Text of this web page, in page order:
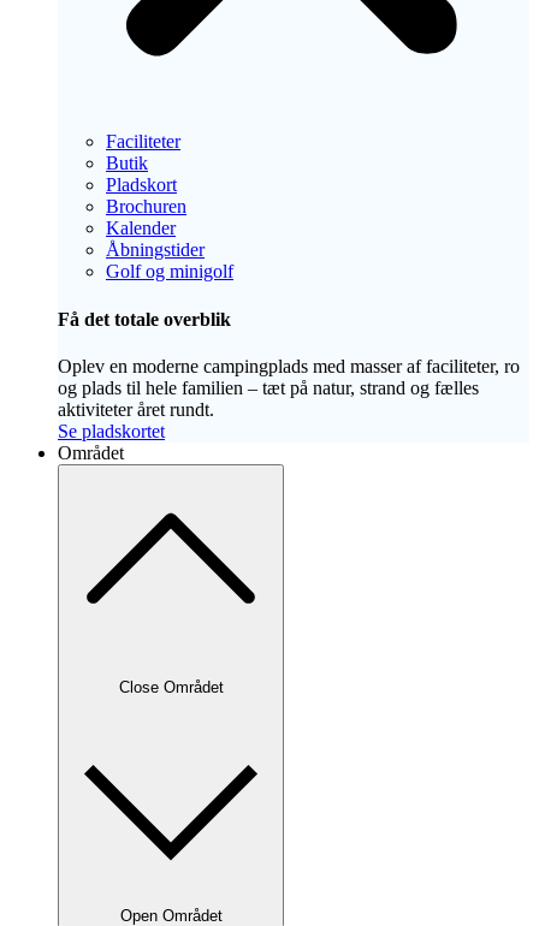
Faciliteter
Butik
Pladskort
Brochuren
Kalender
Åbningstider
Golf og minigolf
Få det totale overblik
Oplev en moderne campingplads med masser af faciliteter, ro
og plads til hele familien – tæt på natur, strand og fælles
aktiviteter året rundt.
Se pladskortet
Området
Close Området
Open Området